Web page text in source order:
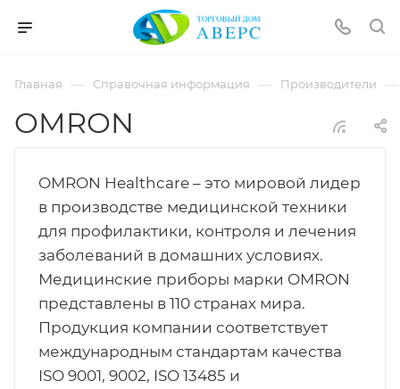
Главная — Справочная информация — Производители —
OMRON
OMRON Healthcare – это мировой лидер
в производстве медицинской техники
для профилактики, контроля и лечения
заболеваний в домашних условиях.
Медицинские приборы марки OMRON
представлены в 110 странах мира.
Продукция компании соответствует
международным стандартам качества
ISO 9001, 9002, ISO 13485 и
pornspider.info
xnxx